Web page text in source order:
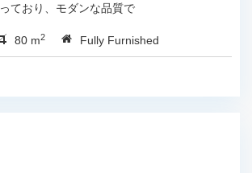
っており、モダンな品質で
80 m2 Fully Furnished